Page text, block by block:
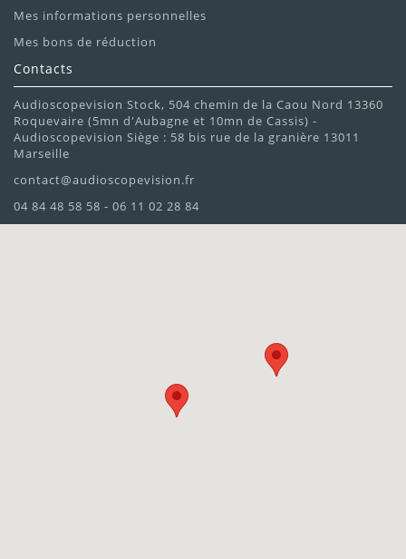
Mes informations personnelles
Mes bons de réduction
Contacts
Audioscopevision Stock, 504 chemin de la Caou Nord 13360
Roquevaire (5mn d'Aubagne et 10mn de Cassis) -
Audioscopevision Siège : 58 bis rue de la granière 13011
Marseille
contact@audioscopevision.fr
04 84 48 58 58 - 06 11 02 28 84